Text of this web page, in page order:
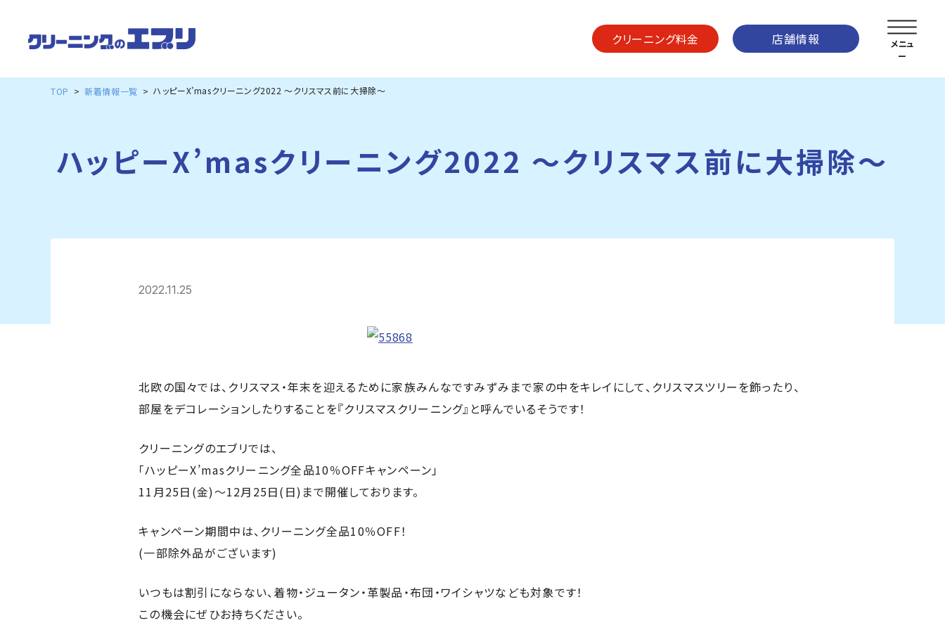
クリーニング料金 店舗情報
TOP 新着情報一覧 ハッピーX’masクリーニング2022 ～クリスマス前に大掃除～
ハッピーX’masクリーニング2022 ～クリスマス前に大掃除～
2022.11.25
北欧の国々では、クリスマス・年末を迎えるために家族みんなですみずみまで家の中をキレイにして、クリスマスツリーを飾ったり、
部屋をデコレーションしたりすることを『クリスマスクリーニング』と呼んでいるそうです！
クリーニングのエブリでは、
「ハッピーX’masクリーニング全品10％OFFキャンペーン」
11月25日(金)〜12月25日(日)まで開催しております。
キャンペーン期間中は、クリーニング全品10％OFF！
(一部除外品がございます)
いつもは割引にならない、着物・ジュータン・革製品・布団・ワイシャツなども対象です！
この機会にぜひお持ちください。